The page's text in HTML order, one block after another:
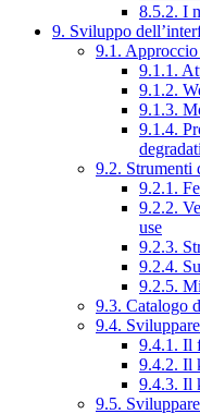
8.5.2. I
9. Sviluppo
9.1.
9.1.1.
9.1.2.
9.1.3.
9.1.4.
9.2. Strumenti
9.2.1.
9.2.2.
use
9.2.3.
9.2.4.
9.2.5.
9.3. Catalogo
9.4.
9.4.1. Il
9.4.2. Il
9.4.3. Il
9.5.